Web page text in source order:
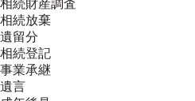
相続財産調査
相続放棄
遺留分
相続登記
事業承継
遺言